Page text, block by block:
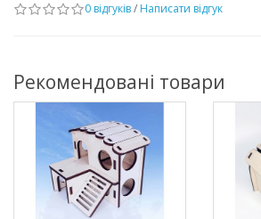
0 відгуків/ Написати відгук
Рекомендовані товари